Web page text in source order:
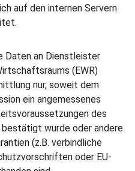
auf den internen Servern
Daten an Dienstleister
(EWR)
nur, soweit dem
ein angemessenes
des
bestätigt wurde oder andere
(z.B. verbindliche
oder EU-